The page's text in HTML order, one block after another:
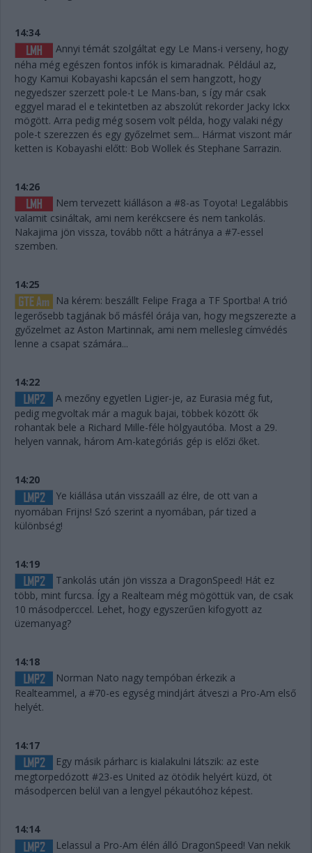
14:34
Annyi témát szolgáltat egy Le Mans-i verseny, hogy
néha még egészen fontos infók is kimaradnak. Például az,
hogy Kamui Kobayashi kapcsán el sem hangzott, hogy
negyedszer szerzett pole-t Le Mans-ban, s így már csak
eggyel marad el e tekintetben az abszolút rekorder Jacky Ickx
mögött. Arra pedig még sosem volt példa, hogy valaki négy
pole-t szerezzen és egy győzelmet sem... Hármat viszont már
ketten is Kobayashi előtt: Bob Wollek és Stephane Sarrazin.
14:26
Nem tervezett kiálláson a #8-as Toyota! Legalábbis
valamit csináltak, ami nem kerékcsere és nem tankolás.
Nakajima jön vissza, tovább nőtt a hátránya a #7-essel
szemben.
14:25
Na kérem: beszállt Felipe Fraga a TF Sportba! A trió
legerősebb tagjának bő másfél órája van, hogy megszerezte a
győzelmet az Aston Martinnak, ami nem mellesleg címvédés
lenne a csapat számára...
14:22
A mezőny egyetlen Ligier-je, az Eurasia még fut,
pedig megvoltak már a maguk bajai, többek között ők
rohantak bele a Richard Mille-féle hölgyautóba. Most a 29.
helyen vannak, három Am-kategóriás gép is előzi őket.
14:20
Ye kiállása után visszaáll az élre, de ott van a
nyomában Frijns! Szó szerint a nyomában, pár tized a
különbség!
14:19
Tankolás után jön vissza a DragonSpeed! Hát ez
több, mint furcsa. Így a Realteam még mögöttük van, de csak
10 másodperccel. Lehet, hogy egyszerűen kifogyott az
üzemanyag?
14:18
Norman Nato nagy tempóban érkezik a
Realteammel, a #70-es egység mindjárt átveszi a Pro-Am első
helyét.
14:17
Egy másik párharc is kialakulni látszik: az este
megtorpedózott #23-es United az ötödik helyért küzd, öt
másodpercen belül van a lengyel pékautóhoz képest.
14:14
Lelassul a Pro-Am élén álló DragonSpeed! Van nekik